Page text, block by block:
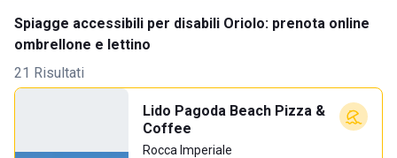
Spiagge accessibili per disabili Oriolo: prenota online
ombrellone e lettino
21 Risultati
Lido Pagoda Beach Pizza &
Coffee
Rocca Imperiale